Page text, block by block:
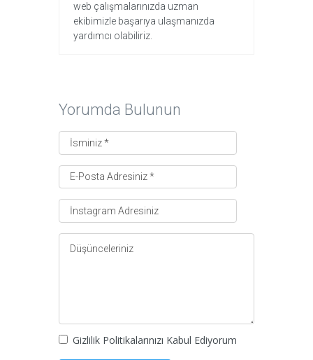
web çalışmalarınızda uzman
ekibimizle başarıya ulaşmanızda
yardımcı olabiliriz.
Yorumda Bulunun
Gizlilik Politikalarınızı Kabul Ediyorum